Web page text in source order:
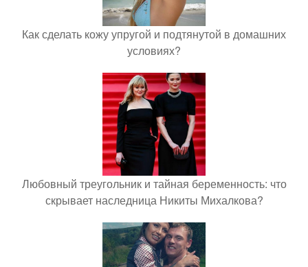
Как сделать кожу упругой и подтянутой в домашних
условиях?
Любовный треугольник и тайная беременность: что
скрывает наследница Никиты Михалкова?